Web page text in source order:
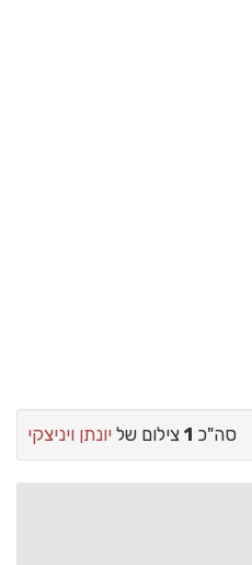
סה"כ 1 צילום של יונתן ויניצקי